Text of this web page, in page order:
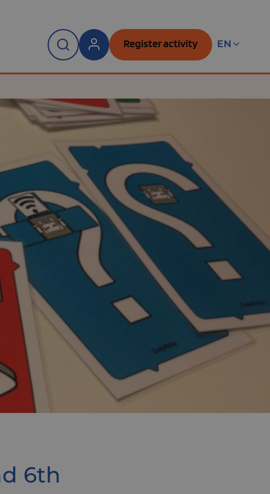
Register activity EN
6th